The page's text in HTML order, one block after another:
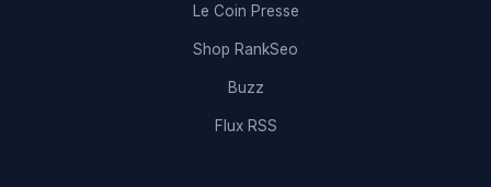
Le Coin Presse
Shop RankSeo
Buzz
Flux RSS